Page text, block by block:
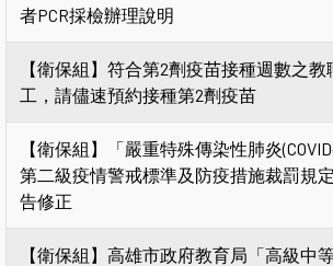
者PCR採檢辦理說明
【衛保組】符合第2劑疫苗接種週數之教
工，請儘速預約接種第2劑疫苗
【衛保組】「嚴重特殊傳染性肺炎
第二級疫情警戒標準及防疫措施裁罰規
告修正
【衛保組】高雄市政府教育局「高級中